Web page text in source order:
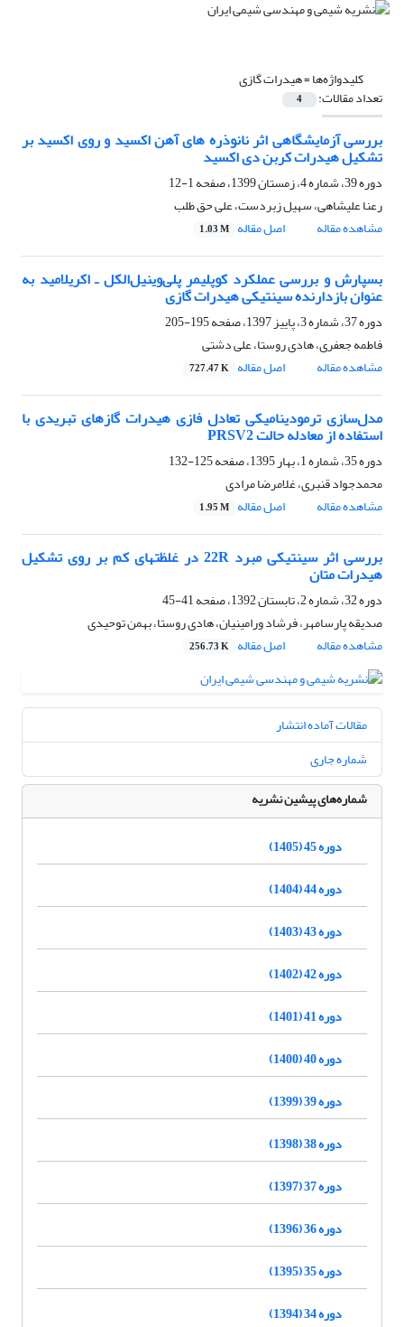
کلیدواژه‌ها =هیدرات گازی
تعداد مقالات: 4
بررسی آزمایشگاهی اثر نانوذره های آهن اکسید و روی اکسید بر
تشکیل هیدرات کربن دی اکسید
دوره 39، شماره 4، زمستان 1399، صفحه
1-12
رعنا علیشاهی، سهیل زبردست، علی حق طلب
مشاهده مقاله
اصل مقاله 1.03 M
بسپارش و بررسی عملکرد کوپلیمر پلی‌وینیل‌الکل ـ اکریلامید به
عنوان بازدارنده سینتیکی هیدرات گازی
دوره 37، شماره 3، پاییز 1397، صفحه
195-205
فاطمه جعفری، هادی روستا، علی دشتی
مشاهده مقاله
اصل مقاله 727.47 K
مدل‌سازی ترمودینامیکی تعادل فازی هیدرات گازهای تبریدی با
استفاده از معادله‌ حالت PRSV2
دوره 35، شماره 1، بهار 1395، صفحه
125-132
محمدجواد قنبری، غلامرضا مرادی
مشاهده مقاله
اصل مقاله 1.95 M
بررسی اثر سینتیکی مبرد 22R در غلظت‏های کم بر روی تشکیل
هیدرات متان
دوره 32، شماره 2، تابستان 1392، صفحه
41-45
صدیقه پارسامهر، فرشاد ورامینیان، هادی روستا، بهمن توحیدی
مشاهده مقاله
اصل مقاله 256.73 K
مقالات آماده انتشار
شماره جاری
شماره‌های پیشین نشریه
دوره 45 (1405)
دوره 44 (1404)
دوره 43 (1403)
دوره 42 (1402)
دوره 41 (1401)
دوره 40 (1400)
دوره 39 (1399)
دوره 38 (1398)
دوره 37 (1397)
دوره 36 (1396)
دوره 35 (1395)
دوره 34 (1394)